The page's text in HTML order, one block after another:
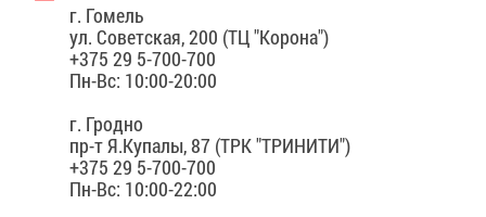
г. Го­мель
ул. Со­вет­ская, 200 (ТЦ "Ко­ро­на")
+375 29 5-700-700
Пн-Вс: 10:00-20:00
г. Грод­но
пр-т Я.Ку­па­лы, 87 (ТРК "ТРИ­НИ­ТИ")
+375 29 5-700-700
Пн-Вс: 10:00-22:00